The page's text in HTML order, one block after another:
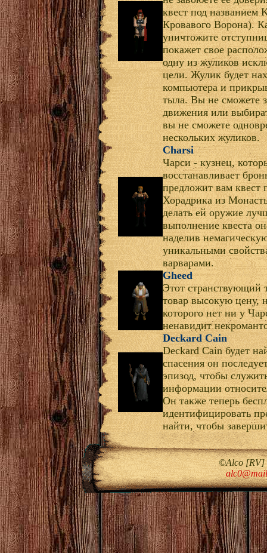
квест под названием
Кровавого Ворона).
уничтожите
покажет свое
одну из жуликов
цели. Жулик будет
компьютера и
тыла. Вы не сможете
движения или
вы не сможете
нескольких жуликов.
Charsi
Чарси - кузнец,
восстанавливает
предложит вам
Хорадрика из
делать ей оружие
выполнение квеста
наделив
уникальными
варварами.
Gheed
Этот странствующий
товар высокую цену,
которого нет ни у
ненавидит
Deckard Cain
Deckard Cain будет
спасения он
эпизод, чтобы
информации
Он также теперь
идентифицировать
найти, чтобы
©Alco [RV]